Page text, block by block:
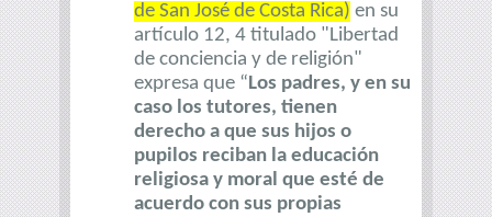
de San José de Costa Rica) en su
artículo 12, 4 titulado "Libertad
de conciencia y de religión"
expresa que “Los padres, y en su
caso los tutores, tienen
derecho a que sus hijos o
pupilos reciban la educación
religiosa y moral que esté de
acuerdo con sus propias